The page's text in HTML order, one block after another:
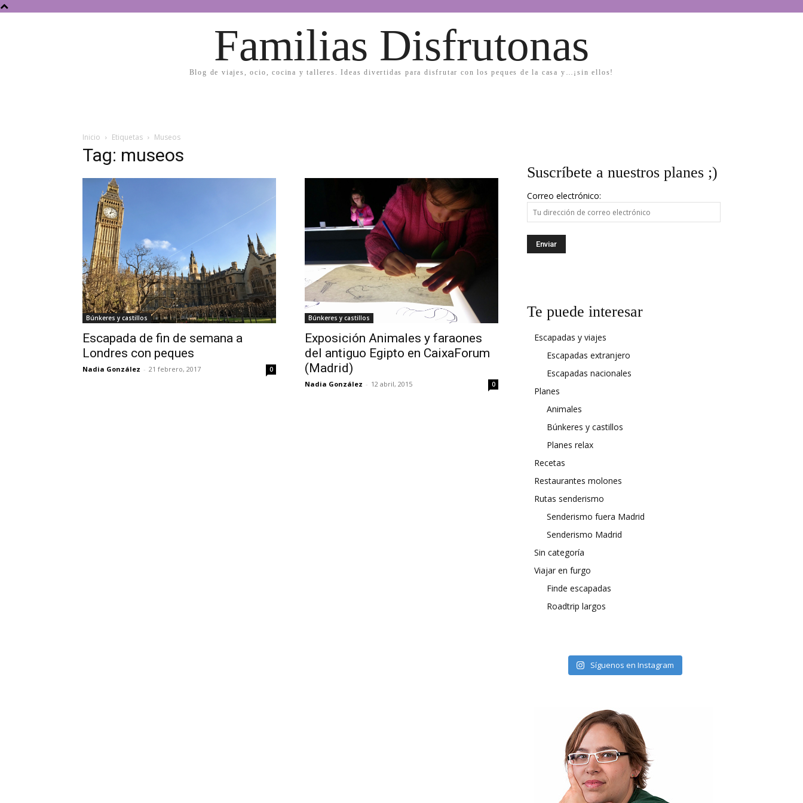
Familias Disfrutonas
Blog de viajes, ocio, cocina y talleres. Ideas divertidas para disfrutar con los peques de la casa y…¡sin ellos!
Inicio Etiquetas Museos
Tag: museos
Búnkeres y castillos
Escapada de fin de semana a
Londres con peques
Nadia González - 21 febrero, 2017 0
Búnkeres y castillos
Exposición Animales y faraones
del antiguo Egipto en CaixaForum
(Madrid)
Nadia González - 12 abril, 2015 0
Suscríbete a nuestros planes ;)
Correo electrónico:
Te puede interesar
Escapadas y viajes
Escapadas extranjero
Escapadas nacionales
Planes
Animales
Búnkeres y castillos
Planes relax
Recetas
Restaurantes molones
Rutas senderismo
Senderismo fuera Madrid
Senderismo Madrid
Sin categoría
Viajar en furgo
Finde escapadas
Roadtrip largos
Síguenos en Instagram